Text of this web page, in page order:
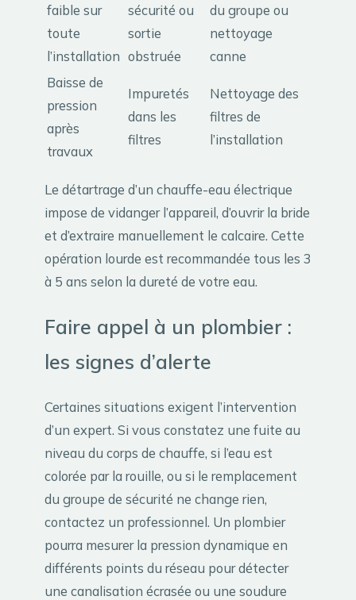
faible sur
toute
l’installation
sécurité ou
sortie
obstruée
du groupe ou
nettoyage
canne
Baisse de
pression
après
travaux
Impuretés
dans les
filtres
Nettoyage des
filtres de
l’installation
Le détartrage d’un chauffe-eau électrique
impose de vidanger l’appareil, d’ouvrir la bride
et d’extraire manuellement le calcaire. Cette
opération lourde est recommandée tous les 3
à 5 ans selon la dureté de votre eau.
Faire appel à un plombier :
les signes d’alerte
Certaines situations exigent l’intervention
d’un expert. Si vous constatez une fuite au
niveau du corps de chauffe, si l’eau est
colorée par la rouille, ou si le remplacement
du groupe de sécurité ne change rien,
contactez un professionnel. Un plombier
pourra mesurer la pression dynamique en
différents points du réseau pour détecter
une canalisation écrasée ou une soudure